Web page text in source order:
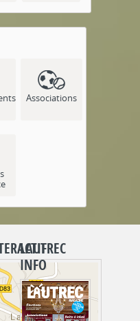
Associations
LAUTREC
INFO